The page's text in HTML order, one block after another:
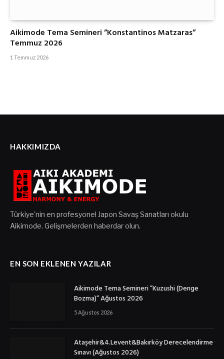
Aikimode Tema Semineri ”Konstantinos Matzaras”
Temmuz 2026
1 Temmuz 2026
HAKKIMIZDA
Türkiye'nin en profesyonel Japon Savaş Sanatları okulu
Aikimode. Gelişmelerden haberdar olun.
EN SON EKLENEN YAZILAR
Aikimode Tema Semineri ”Kuzushi (Denge
Bozma)” Ağustos 2026
5 Ağustos 2026
Ataşehir&4.Levent&Bakırköy Derecelendirme
Sınavı (Ağustos 2026)